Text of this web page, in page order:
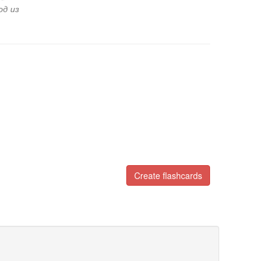
из
Create flashcards